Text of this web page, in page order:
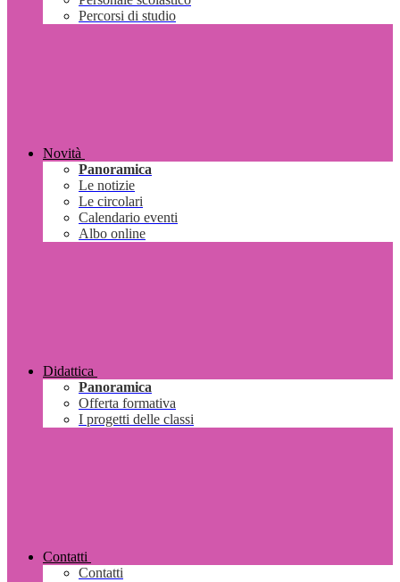
Percorsi di studio
Novità
Panoramica
Le notizie
Le circolari
Calendario eventi
Albo online
Didattica
Panoramica
Offerta formativa
I progetti delle classi
Contatti
Contatti